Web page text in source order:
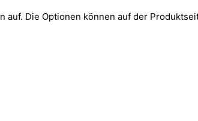
auf. Die Optionen können auf der